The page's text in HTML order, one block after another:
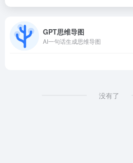
GPT思维导图
AI一句话生成思维导图
没有了